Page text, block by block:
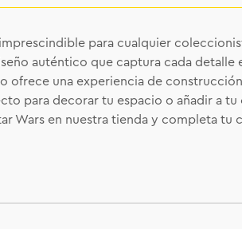
imprescindible para cualquier
auténtico que captura cada
ofrece una experiencia de
para decorar tu espacio o añadir a
Wars en nuestra tienda y completa tu